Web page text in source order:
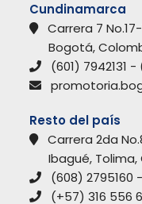
Cundinamarca
Carrera 7
Bogotá,
(601) 7942131
Resto del país
Carrera 2da
Ibagué, Tolima,
(608) 2795160
(+57) 316 556